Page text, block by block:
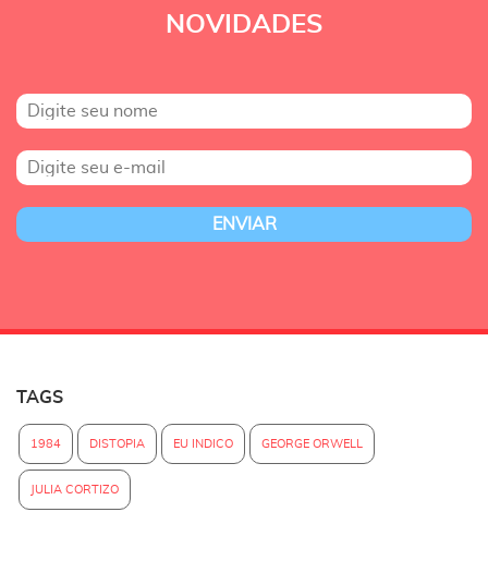
NOVIDADES
TAGS
1984 DISTOPIA EU INDICO GEORGE ORWELL
JULIA CORTIZO